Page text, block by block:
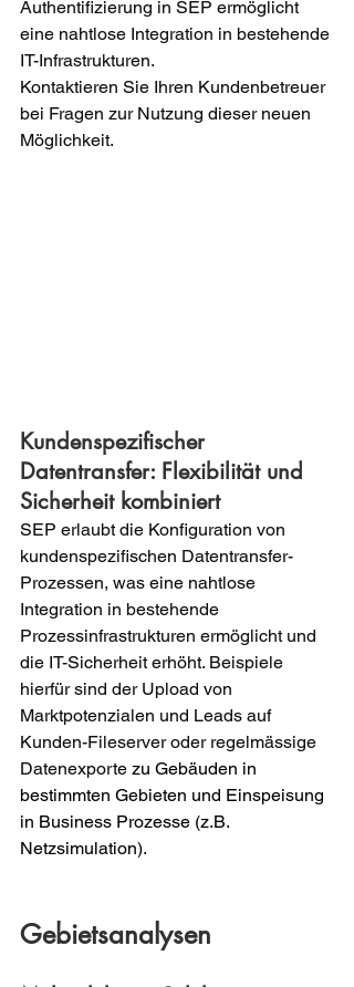
Authentifizierung in SEP ermöglicht
eine nahtlose Integration in bestehende
IT-Infrastrukturen.
Kontaktieren Sie Ihren Kundenbetreuer
bei Fragen zur Nutzung dieser neuen
Möglichkeit.
Kundenspezifischer
Datentransfer: Flexibilität und
Sicherheit kombiniert
SEP erlaubt die Konfiguration von
kundenspezifischen Datentransfer-
Prozessen, was eine nahtlose
Integration in bestehende
Prozessinfrastrukturen ermöglicht und
die IT-Sicherheit erhöht. Beispiele
hierfür sind der Upload von
Marktpotenzialen und Leads auf
Kunden-Fileserver oder regelmässige
Datenexporte zu Gebäuden in
bestimmten Gebieten und Einspeisung
in Business Prozesse (z.B.
Netzsimulation).
Gebietsanalysen